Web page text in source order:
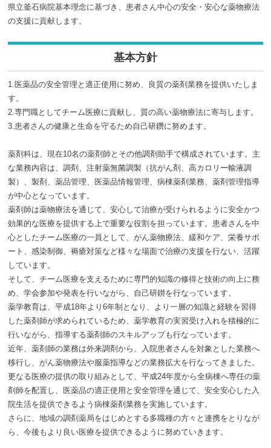
県立釜石病院基本理念に基づき、患者さん中心の安全・安心な薬物療法
の支援に貢献します。
基本方針
1.医薬品の安全管理と適正使用に努め、良質の薬剤業務を提供いたしま
す。
2.専門職としてチーム医療に貢献し、質の高い薬物療法に寄与します。
3.患者さんの健康と生命を守るため自己研鑽に努めます。
薬剤科は、現在10名の薬剤師とその他調剤助手で構成されています。主
な業務内容は、調剤、注射薬無菌調製（抗がん剤、高カロリー輸液調
製）、製剤、薬品管理、医薬品情報管理、病棟薬剤業務、薬剤管理指導
が中心となっています。
薬剤師は薬物療法を通じて、安心して治療が受けられるように安全かつ
効果的な医療を提供する上で重要な役割を担っています。患者さんを中
心としたチーム医療の一員として、がん薬物療法、緩和ケア、栄養サポ
ート、感染制御、褥瘡対策など様々な場面で治療の支援を行ない、活躍
しています。
そして、チーム医療を支えるために専門的知識の修得と技術の向上に務
め、学会参加や発表を行いながら、自己研鑚を行なっています。
薬学教育は、平成18年より6年制となり、より一層の知識と経験を習得
した薬剤師が求められているため、薬学教育の実習受け入れを積極的に
行いながら、指導する薬剤師のスキルアップも行なっています。
近年、薬剤師の業務は外来調剤から、入院患者さんを対象とした業務へ
移行し、がん薬物療法や服薬指導などの業務拡大を行なってきました。
更なる医療の提供の取り組みとして、平成24年度から全病棟へ専任の薬
剤師を配置し、医薬品の適正使用と安全管理を通じて、安全安心した入
院生活を提供できるよう病棟薬剤業務を実施しています。
さらに、地域の調剤薬局をはじめとする多職種の方々と連携をとりなが
ら、今後もより良い医療を提供できるように努めていきます。